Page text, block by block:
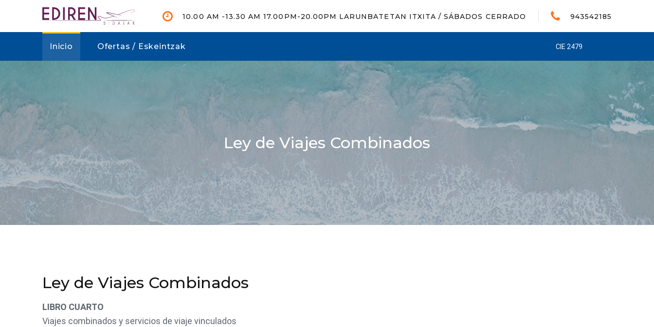
10.00 AM -13.30 AM 17.00PM-20.00PM LARUNBATETAN ITXITA / SÁBADOS CERRADO 943542185
CIE 2479
Inicio Ofertas / Eskeintzak
Ley de Viajes Combinados
Ley de Viajes Combinados
LIBRO CUARTO
Viajes combinados y servicios de viaje vinculados